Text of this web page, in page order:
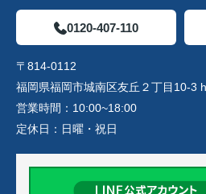
0120-407-110
〒814-0112
福岡県福岡市城南区友丘２丁目10-3
営業時間： 10:00~18:00
定休日： 日曜・祝日